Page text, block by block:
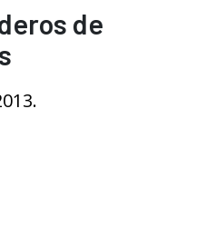
de